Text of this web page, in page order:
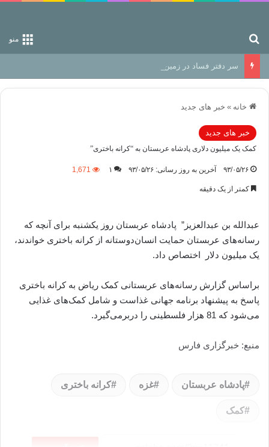
منو
سر دفتر فساد در زمین‌، دوری وکناره‌گیری از راه خداست‌!
خانه » خبر های جدید
خبر های جدید
کمک یک میلیون دلاری پادشاه عربستان به “کرانه باختری”
۹۳/۰۵/۲۶ آخرین به روز رسانی: ۹۳/۰۵/۲۶ ۱ 1,671
کمتر از یک دقیقه
عبدالله بن عبدالعزیز” پادشاه عربستان روز یکشنبه برای آنچه که
رسانه‌های عربستان حمایت انسان‌دوستانه از کرانه باختری خواندند،
یک میلیون دلار اختصاص داد.
براساس گزارش رسانه‌های عربستانی کمک ریاض به کرانه باختری
پاسخ به پیشنهاد برنامه جهانی غذاست و شامل کمک‌های غذایی
می‌شود که 81 هزار فلسطینی را دربرمی‌گیرد.
منبع: خبرگزاری فارس
پادشاه عربستان غزه کرانه باختری
کمک